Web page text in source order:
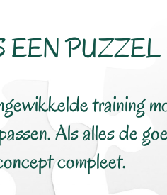
EEN PUZZEL
training
Als alles de
compleet.